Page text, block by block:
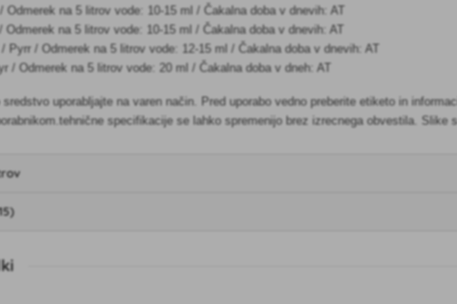
Odmerek na 5 litrov vode: 10-15 ml / Čakalna doba v dnevih: AT
Odmerek na 5 litrov vode: 10-15 ml / Čakalna doba v dnevih: AT
Pyrr / Odmerek na 5 litrov vode: 12-15 ml / Čakalna doba v dnevih: AT
/ Odmerek na 5 litrov vode: 20 ml / Čakalna doba v dneh: AT
uporabljajte na varen način. Pred uporabo vedno preberite etiketo in
specifikacije se lahko spremenijo brez izrecnega obvestila. Slike